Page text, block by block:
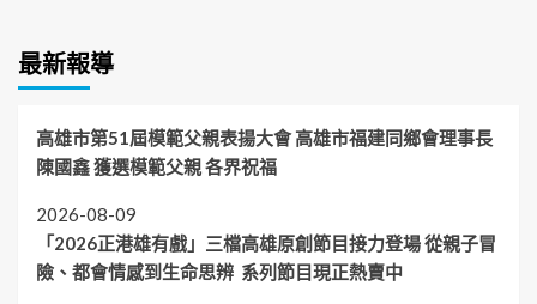
最新報導
高雄市第51屆模範父親表揚大會 高雄市福建同鄉會理事長
陳國鑫 獲選模範父親 各界祝福
2026-08-09
「2026正港雄有戲」三檔高雄原創節目接力登場 從親子冒
險、都會情感到生命思辨 系列節目現正熱賣中